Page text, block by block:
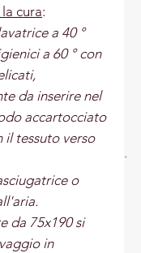
cura:
a 40 °
a 60 ° con
da inserire nel
accartocciato
il tessuto verso
o
da 75x190 si
in